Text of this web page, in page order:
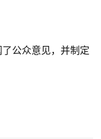
公众意见，并制定